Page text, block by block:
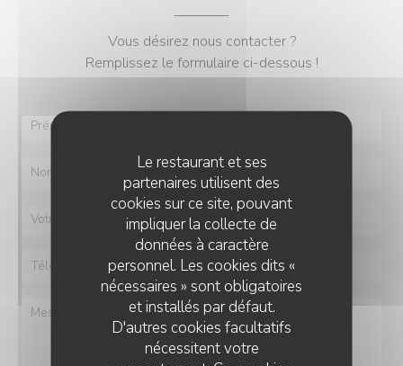
Le restaurant et ses
partenaires utilisent des
cookies sur ce site, pouvant
impliquer la collecte de
données à caractère
personnel. Les cookies dits «
nécessaires » sont obligatoires
et installés par défaut.
D'autres cookies facultatifs
nécessitent votre
Vous désirez nous contacter ?
Remplissez le formulaire ci-dessous !